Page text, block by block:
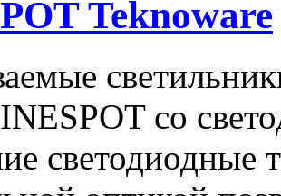
Teknoware
со
светодиодные